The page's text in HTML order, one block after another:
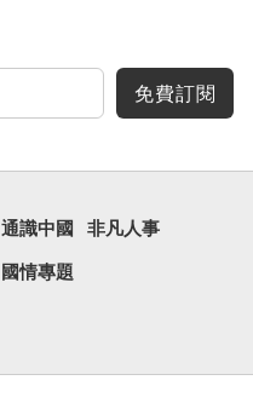
免費訂閱
通識中國 非凡人事
國情專題